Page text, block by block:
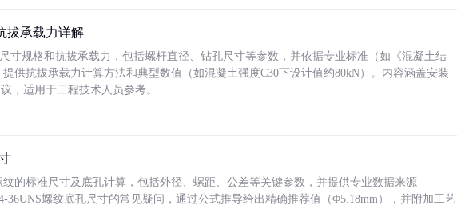
拔承载力详解
寸规格和抗拔承载力，包括螺杆直径、钻孔尺寸等参数，并依据专业标准（如《混凝土结
提供抗拔承载力计算方法和典型数值（如混凝土强度C30下设计值约80kN）。内容涵盖安装
，适用于工程技术人员参考。
纹的标准尺寸及底孔计算，包括外径、螺距、公差等关键参数，并提供专业数据来源
36UNS螺纹底孔尺寸的常见疑问，通过公式推导给出精确推荐值（Φ5.18mm），并附加工艺